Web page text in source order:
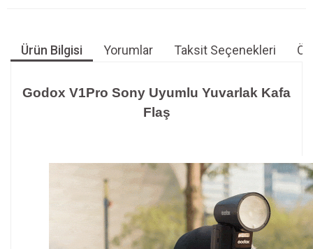
Ürün Bilgisi Yorumlar Taksit Seçenekleri
Godox V1Pro Sony Uyumlu Yuvarlak Kafa
Flaş